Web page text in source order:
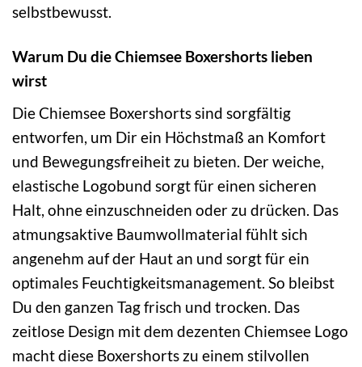
selbstbewusst.
Warum Du die Chiemsee Boxershorts lieben
wirst
Die Chiemsee Boxershorts sind sorgfältig
entworfen, um Dir ein Höchstmaß an Komfort
und Bewegungsfreiheit zu bieten. Der weiche,
elastische Logobund sorgt für einen sicheren
Halt, ohne einzuschneiden oder zu drücken. Das
atmungsaktive Baumwollmaterial fühlt sich
angenehm auf der Haut an und sorgt für ein
optimales Feuchtigkeitsmanagement. So bleibst
Du den ganzen Tag frisch und trocken. Das
zeitlose Design mit dem dezenten Chiemsee Logo
macht diese Boxershorts zu einem stilvollen